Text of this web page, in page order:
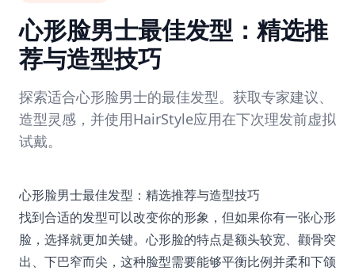
心形脸男士最佳发型：精选推
荐与造型技巧
探索适合心形脸男士的最佳发型。获取专家建议、
造型灵感，并使用HairStyle应用在下次理发前虚拟
试戴。
心形脸男士最佳发型：精选推荐与造型技巧
找到合适的发型可以改变你的形象，但如果你有一张心形
脸，选择就更加关键。心形脸的特点是额头较宽、颧骨突
出、下巴窄而尖，这种脸型需要能够平衡比例并柔和下颌